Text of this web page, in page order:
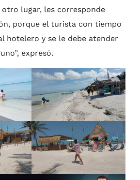
lugar, les corresponde
porque el turista con tiempo
hotelero y se le debe atender
expresó.